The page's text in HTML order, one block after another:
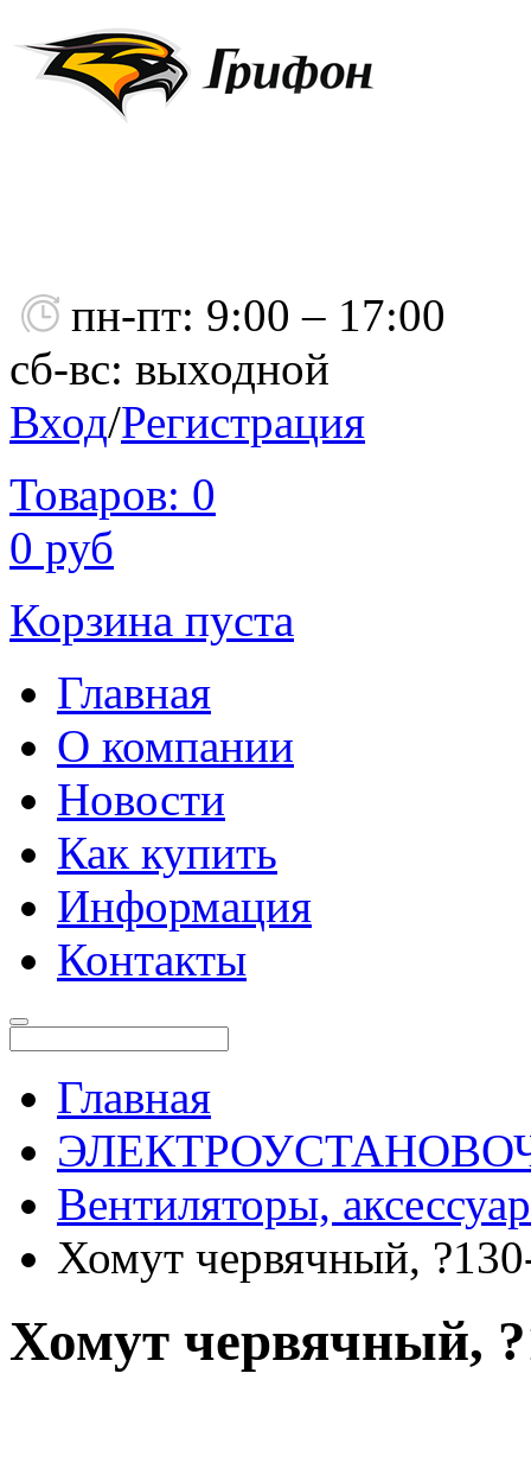
пн-пт: 9:00 – 17:00
сб-вс: выходной
Вход/Регистрация
Товаров: 0
0 руб
Корзина пуста
Главная
О компании
Новости
Как купить
Информация
Контакты
Главная
Вентиляторы,
Хомут червячный,
Хомут червячный,